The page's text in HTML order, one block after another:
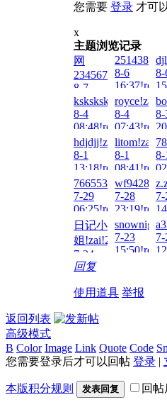
您需要 登录 才可
x
主题浏览记录
网
23456789!zai!2026-
8-7
12:06!read!
8-6
16:37!read!
8-
8-4
08:48!read!
8-4
07:43!read!
8-
hdjdjj!zai!2026-
8-1
13:18!read!
8-1
08:41!read!
8-
7665538!zai!2026-
7-29
06:25!read!
7-28
23:19!read!
日记小
姐!zai!2026-
7-24
01:16!read!
7-23
15:50!read!
回复
使用道具 举报
返回列表
高级模式
B Color Image Link Quote Code
您需要登录后才可以回帖 登录 |
本版积分规则 发表回复 回